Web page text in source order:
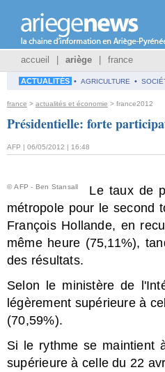
accueil ariège france
ACTUALITÉS • AGRICULTURE •
france > actualités et économie > france2012
Présidentielle: forte
AFP | 06/05/2012 | 16:48
© AFP - Ben Stansall
Le taux de
métropole pour le second
François Hollande, en
même heure (75,11%),
des résultats.
Selon le ministère de
légèrement supérieure à
(70,59%).
Si le rythme se maintient
supérieure à celle du 22